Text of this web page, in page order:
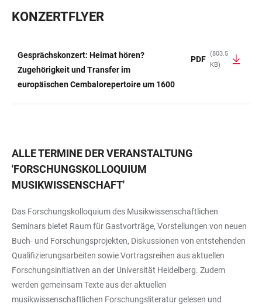
KONZERTFLYER
TABELLE
Gesprächskonzert: Heimat hören?
Zugehörigkeit und Transfer im
europäischen Cembalorepertoire um 1600
PDF
(803.5
KB)
ALLE TERMINE DER VERANSTALTUNG
'FORSCHUNGSKOLLOQUIUM
MUSIKWISSENSCHAFT'
Das Forschungskolloquium des Musikwissenschaftlichen
Seminars bietet Raum für Gastvorträge, Vorstellungen von neuen
Buch- und Forschungsprojekten, Diskussionen von entstehenden
Qualifizierungsarbeiten sowie Vortragsreihen aus aktuellen
Forschungsinitiativen an der Universität Heidelberg. Zudem
werden gemeinsam Texte aus der aktuellen
musikwissenschaftlichen Forschungsliteratur gelesen und